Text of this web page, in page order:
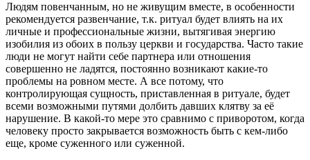
Людям повенчанным, но не живущим вместе, в особенности
рекомендуется развенчание, т.к. ритуал будет влиять на их
личные и профессиональные жизни, вытягивая энергию
изобилия из обоих в пользу церкви и государства. Часто такие
люди не могут найти себе партнера или отношения
совершенно не ладятся, постоянно возникают какие-то
проблемы на ровном месте. А все потому, что
контролирующая сущность, приставленная в ритуале, будет
всеми возможными путями долбить давших клятву за её
нарушение. В какой-то мере это сравнимо с приворотом, когда
человеку просто закрывается возможность быть с кем-либо
еще, кроме суженного или суженной.